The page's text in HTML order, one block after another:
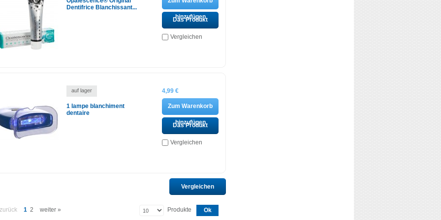
Dentifrice Blanchissant...
hinzufügen
Das Produkt
ansehen
Vergleichen
auf lager
1 lampe blanchiment
dentaire
4,99 €
Zum Warenkorb
hinzufügen
Das Produkt
ansehen
Vergleichen
1 2 weiter » Ok
Produkte